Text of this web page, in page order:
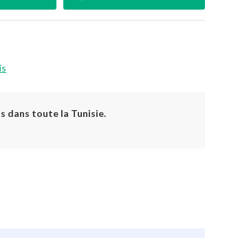
dans toute la Tunisie.